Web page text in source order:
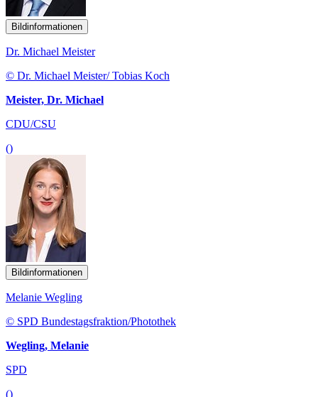
Bildinformationen
Dr. Michael Meister
© Dr. Michael Meister/ Tobias Koch
Meister, Dr. Michael
CDU/CSU
()
Bildinformationen
Melanie Wegling
© SPD Bundestagsfraktion/Photothek
Wegling, Melanie
SPD
()